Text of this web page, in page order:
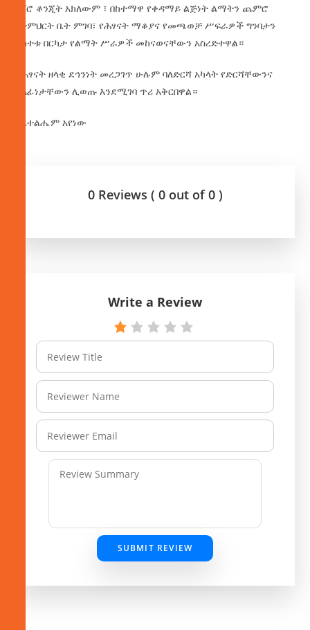
ወ/ሮ ቆንጂት አክለውም ፣ በከተማዋ የቀዳማይ ልጅነት ልማትን ጨምሮ
የትምህርት ቤት ምገባ፣ የሕፃናት ማቆያና የመጫወቻ ሥፍራዎች ግንባታን
ያካተቱ በርካታ የልማት ሥራዎች መከናወናቸውን አስረድተዋል።
ለሕፃናት ዘላቂ ደኅንነት መረጋገጥ ሁሉም ባለድርሻ አካላት የድርሻቸውንና
ኃላፊነታቸውን ሊወጡ እንደሚገባ ጥሪ አቅርበዋል።
በቤተልሔም አየነው
0 Reviews ( 0 out of 0 )
Write a Review
SUBMIT REVIEW